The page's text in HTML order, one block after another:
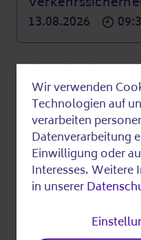
13.08.2026
Zuletzt bearbeitet
Drucken
Use
of
personal
data
and
cookies
Wir verwenden
Technologien auf
verarbeiten
Datenverarbeitung
Einwilligung oder
Interesses.
in unserer